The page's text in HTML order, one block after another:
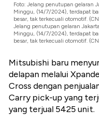
Foto: Jelang penutupan gelaran
Minggu, (14/7/2024), terdapat
besar, tak terkecuali otomotif.
Jelang penutupan gelaran
Minggu, (14/7/2024), terdapat
besar, tak terkecuali otomotif.
Mitsubishi baru
delapan melalui
Cross dengan
Carry pick-up yang
yang terjual 5425 unit.